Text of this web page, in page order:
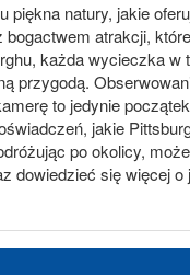
piękna natury, jakie
bogactwem atrakcji,
każda wycieczka w
przygodą.
to jedynie początek
jakie
po okolicy,
dowiedzieć się więcej o